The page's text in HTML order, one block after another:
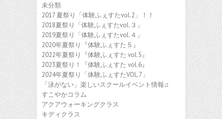
未分類
2017 夏祭り「体験ふぇすたvol.2」！！
2018夏祭り「体験ふぇすたvol.３」
2019夏祭り「体験ふぇすたvol.４」
2020年夏祭り『体験ふぇすた５』
2022年夏祭り『体験ふぇすた vol.5』
2023夏祭り！『体験ふぇすた vol.6』
2024年夏祭り「体験ふぇすたVOL.7」
「泳がない」楽しいスクールイベント情報♫
すこやかコラム
アクアウォーキングクラス
キディクラス